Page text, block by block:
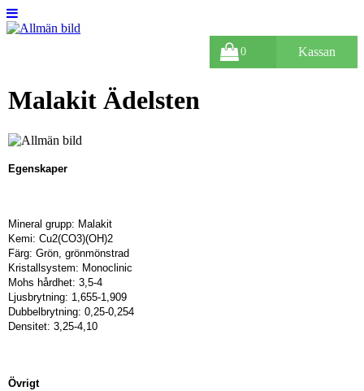
0 Kassan
Malakit Ädelsten
Egenskaper
Mineral grupp: Malakit
Kemi: Cu2(CO3)(OH)2
Färg: Grön, grönmönstrad
Kristallsystem: Monoclinic
Mohs hårdhet: 3,5-4
Ljusbrytning: 1,655-1,909
Dubbelbrytning: 0,25-0,254
Densitet: 3,25-4,10
Övrigt